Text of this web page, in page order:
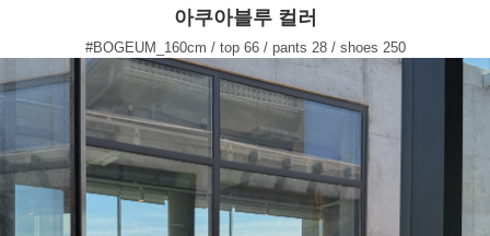
아쿠아블루 컬러
#BOGEUM_160cm / top 66 / pants 28 / shoes 250